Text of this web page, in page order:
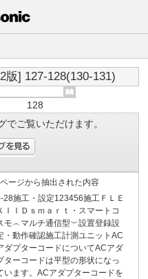
版] 127-128(130-131)
128
でご覧いただけます。
ージから抽出された内容
28施工・設定123456施工ＦＬＥ
ＩＩＤｓｍａｒｔ・スマートコ
モ︵マルチ通信型︶設置登録設
・動作確認施工計測ユニットAC
ダプターコードについてACアダ
ターコードは平型の形状になっ
います。ACアダプターコードを